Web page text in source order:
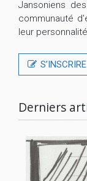
Jansoniens
communauté
leur
Derniers